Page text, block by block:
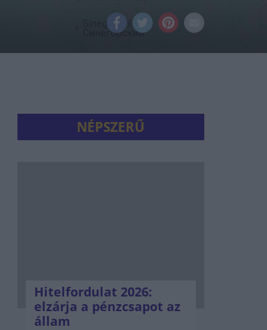
NÉPSZERŰ
Hitelfordulat 2026:
elzárja a pénzcsapot az
állam